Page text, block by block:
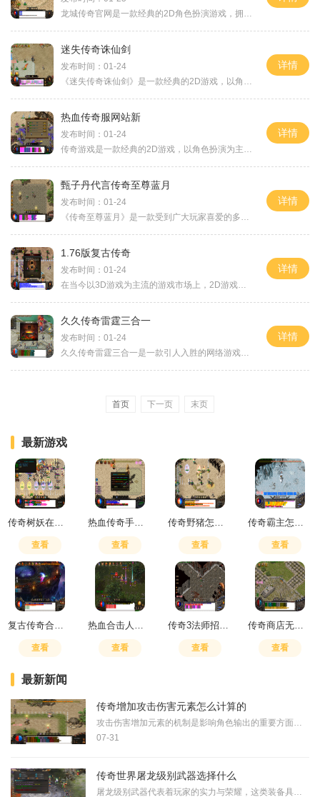
龙城传奇官网是一款经典的2D角色扮演游戏，拥有万人在线的玩家互动系统，让您体验到真实的游戏世界。游戏中有各种丰富的玩法和装备，包括腰带、面巾等，让您可以根据自己的需求
迷失传奇诛仙剑
发布时间：01-24
《迷失传奇诛仙剑》是一款经典的2D游戏，以角色扮演为主题，拥有万人在线的玩家互动环境。游戏中，玩家可以选择不同的职业并自由冒险，打怪升级，强化装备，参与行会聊天等等。
详情
热血传奇服网站新
发布时间：01-24
传奇游戏是一款经典的2D游戏，以角色扮演为主题，深受玩家们的喜爱。在传奇游戏中，玩家可以在一个广阔的虚拟世界中与其他万人在线的玩家进行互动，体验不一样的游戏乐趣。在传
详情
甄子丹代言传奇至尊蓝月
发布时间：01-24
《传奇至尊蓝月》是一款受到广大玩家喜爱的多人在线角色扮演游戏。经过多年的发展，该游戏已经成为中国游戏市场的传奇之作。为了更好地推广游戏并吸引更多的玩家，游戏公司决
详情
1.76版复古传奇
发布时间：01-24
在当今以3D游戏为主流的游戏市场上，2D游戏逐渐被遗忘，对于那些热爱经典游戏的玩家来说，1.76版复古传奇给予了他们回忆的机会。作为一款原汁原味的传奇游戏，本作以其独特的角色
详情
久久传奇雷霆三合一
发布时间：01-24
久久传奇雷霆三合一是一款引人入胜的网络游戏，融合了传奇、雷霆战机和三国题材，为玩家带来丰富多样的游戏体验。在这款游戏中，玩家可以选择不同的职业、驾驶战机和参与各种
详情
首页 下一页 末页
最新游戏
传奇树妖在哪里打怪
查看
热血传奇手游伤害抗性有用吗
查看
传奇野猪怎么打副本
查看
传奇霸主怎么提升快
查看
复古传奇合成攻略
查看
热血合击人物选择技巧攻略
查看
传奇3法师招什么宝宝最厉害
查看
传奇商店无氪赚钱攻略
查看
最新新闻
传奇增加攻击伤害元素怎么计算的
攻击伤害增加元素的机制是影响角色输出的重要方面，该属性的核心作用体现在直接提升玩家造成的最终伤害值。玩家对怪物或人物造成基础伤害时，攻击伤害增加元素会按照百分比直
07-31
传奇世界屠龙级别武器选择什么
屠龙级别武器代表着玩家的实力与荣耀，这类装备具有极高的攻击力和其他属性加成，能够显著提升角色在游戏中的战斗表现。屠龙级别武器通常可以划分为神器级别、精品级别、史诗